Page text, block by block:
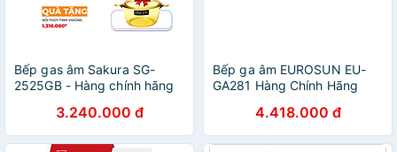
Bếp gas âm Sakura SG-
2525GB - Hàng chính hãng
3.240.000 đ
Bếp ga âm EUROSUN EU-
GA281 Hàng Chính Hãng
4.418.000 đ